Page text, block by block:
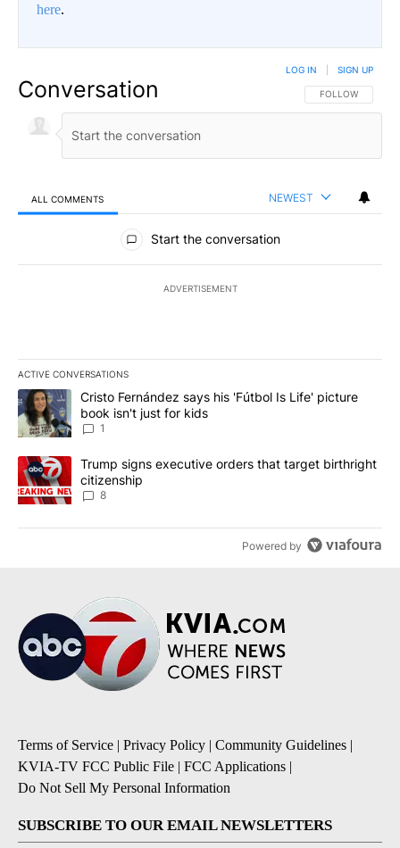
here.
Conversation FOLLOW THIS
FOLLOW
LOG IN SIGN UP
ALL COMMENTS NEWEST
All Comments
Start the conversation
ADVERTISEMENT
ACTIVE CONVERSATIONS
The following is a list of the most commented articles in the last
A trending article titled "Cristo Fernández says his 'Fútbol Is
Cristo Fernández says his 'Fútbol Is Life' picture
book isn't just for kids
1
A trending article titled "Trump signs executive orders that
Trump signs executive orders that target birthright
citizenship
8
Powered by
Terms of Service | Privacy Policy | Community Guidelines |
KVIA-TV FCC Public File | FCC Applications |
Do Not Sell My Personal Information
SUBSCRIBE TO OUR EMAIL NEWSLETTERS